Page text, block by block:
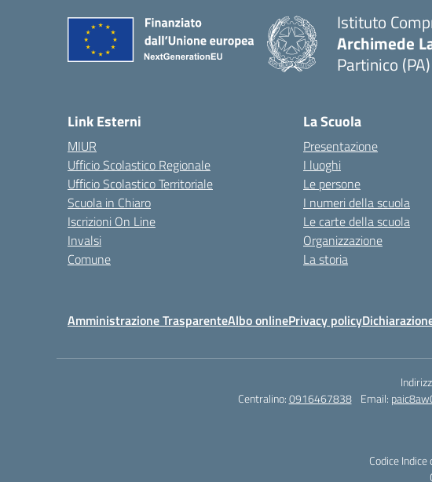
Istituto
Archimede
Partinico (PA)
Link Esterni
MIUR
Ufficio Scolastico Regionale
Ufficio Scolastico Territoriale
Scuola in Chiaro
Iscrizioni On Line
Invalsi
Comune
La Scuola
Presentazione
I luoghi
Le persone
I numeri della scuola
Le carte della scuola
Organizzazione
La storia
Amministrazione TrasparenteAlbo onlinePrivacy policy
Centralino:0916467838 Email:
Codice